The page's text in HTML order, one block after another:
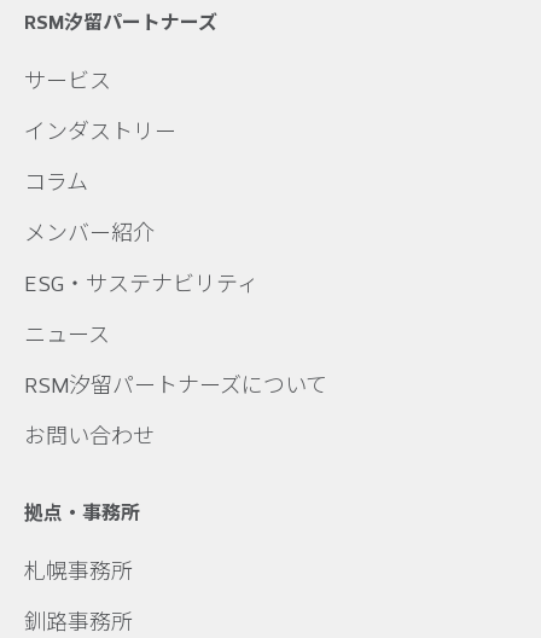
RSM汐留パートナーズ
サービス
インダストリー
コラム
メンバー紹介
ESG・サステナビリティ
ニュース
RSM汐留パートナーズについて
お問い合わせ
拠点・事務所
札幌事務所
釧路事務所